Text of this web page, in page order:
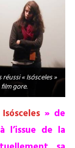
« Isósceles »
gore.
Isósceles» de
l’issue de la